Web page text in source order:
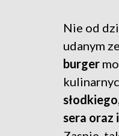
Nie od
udanym
burger
sera oraz